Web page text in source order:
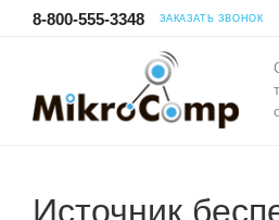
8-800-555-3348 ЗАКАЗАТЬ ЗВОНОК
Источник